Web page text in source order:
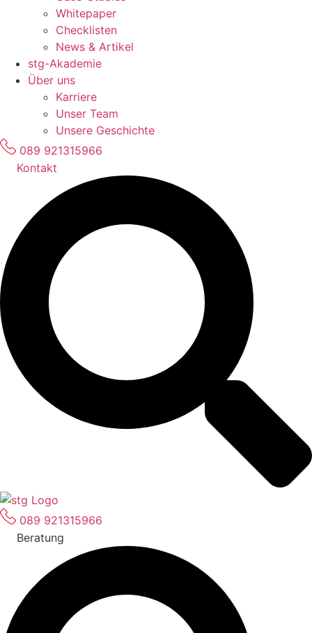
Whitepaper
Checklisten
News & Artikel
stg-Akademie
Über uns
Karriere
Unser Team
Unsere Geschichte
089 921315966
Kontakt
089 921315966
Beratung